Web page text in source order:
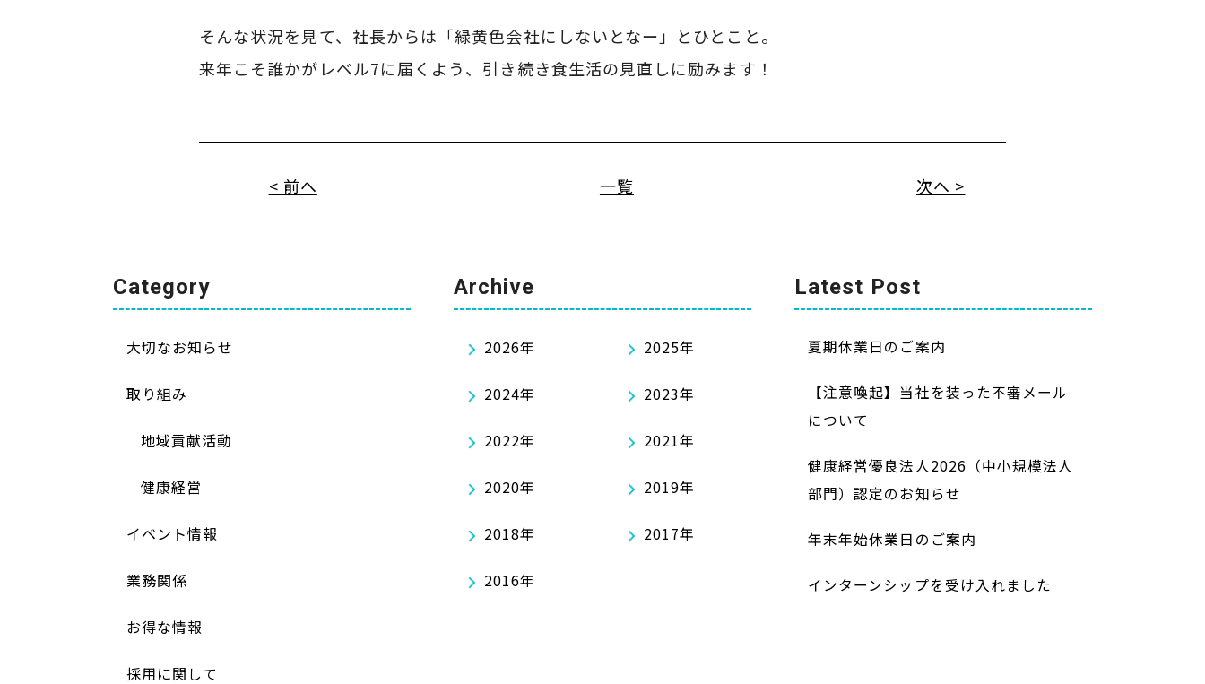
そんな状況を見て、社長からは「緑黄色会社にしないとなー」とひとこと。
来年こそ誰かがレベル7に届くよう、引き続き食生活の見直しに励みます！
< 前へ 一覧 次へ >
Category
大切なお知らせ
取り組み
地域貢献活動
健康経営
イベント情報
業務関係
お得な情報
採用に関して
Archive
2026年 2025年
2024年 2023年
2022年 2021年
2020年 2019年
2018年 2017年
2016年
Latest Post
夏期休業日のご案内
【注意喚起】当社を装った不審メール
について
健康経営優良法人2026（中小規模法人
部門）認定のお知らせ
年末年始休業日のご案内
インターンシップを受け入れました